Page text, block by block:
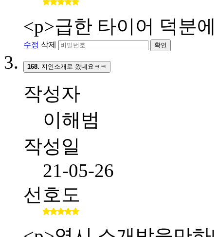
<p>급한 타이어 덕분
수정 삭제 확인
168. 지인소개로 왔네요ㅋㅋ
작성자
이해범
작성일
21-05-26
선호도